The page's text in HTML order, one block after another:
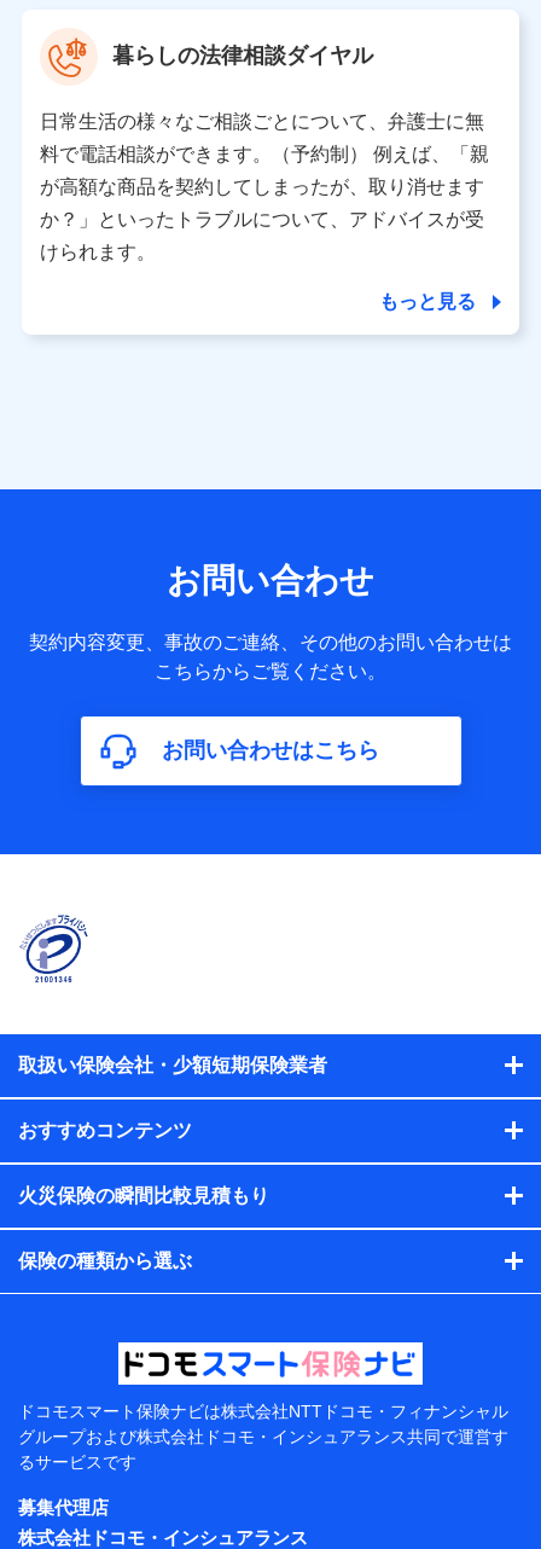
氏名、電話番号、メールアドレス、お客さまの識別子、属
性、連絡先、dポイントサービスのご利用に関する情報。例
として、dポイントカード番号、性別、年齢、家族構成、住
所、dポイント残高、dポイント利用履歴などが含まれます。
利用情報
当社又は株式会社NTTドコモが提供する各種サービスなどの
ご契約・ご利用などに関する情報。例として、当社又は株式
会社NTTドコモが提供する各種サービスのご契約状態・ご利
用履歴インターネット利用時の行動に関する情報、アプリケ
ーション利用時の行動に関する情報、購入されたサービスや
当社又は株式会社NTTドコモが提供する保険関連サービスに
送信履歴などの情報）が含まれます。
約に関する情報。例として、保険契約者及び被保険者の氏
名、住所、生年月日、性別、保険契約者と被保険者の関係、
保険加入の目的、保険商品の内容、保険料、保険料のお支払
年数などの情報、ペットの種類や年齢などの情報などが含ま
れます。
【共同して利用する者の範囲】
株式会社NTTドコモ
当社又は株式会社NTTドコモが提供する保険関連サービスに
おけるユーザ登録受付および管理のため
当社又は株式会社NTTドコモと取引のあるもしくは委託を受
れらに付帯、関連する当社、株式会社NTTドコモおよび提携
会社のサービスを案内、提供するため
析して、お客さまの趣味・嗜好・傾向に応じたサービス・商
各種セミナーの開催のため
コンサルティングサービスの実施のため
アンケートやキャンペーン等の実施のため
上記に係る案内・手続き・管理等付帯業務を行うため
当該個人データを取り扱う各共同利用者（詳細は次のと
東京都千代田区永田町2丁目11番1号 山王パークタワー
株式会社NTTドコモ 代表取締役社長 前田 義晃
東京都中央区日本橋人形町2-14-10 アーバンネット日
本橋ビル 3F
暮らしの法律相談ダイヤル
日常生活の様々なご相談ごとについて、弁護士に無
料で電話相談ができます。（予約制） 例えば、「親
が高額な商品を契約してしまったが、取り消せます
か？」といったトラブルについて、アドバイスが受
けられます。
もっと見る
お問い合わせ
契約内容変更、事故のご連絡、その他のお問い合わせは
こちらからご覧ください。
お問い合わせはこちら
取扱い保険会社・少額短期保険業者
おすすめコンテンツ
火災保険の瞬間比較見積もり
保険の種類から選ぶ
ドコモスマート保険ナビは株式会社NTTドコモ・フィナンシャル
グループおよび株式会社ドコモ・インシュアランス共同で運営す
るサービスです
募集代理店
株式会社ドコモ・インシュアランス